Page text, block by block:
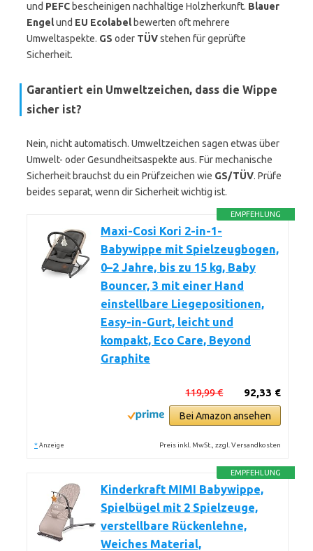
und PEFC bescheinigen nachhaltige Holzherkunft. Blauer
Engelund EU Ecolabelbewerten oft mehrere
Umweltaspekte. GS oder TÜVstehen für geprüfte
Sicherheit.
Garantiert ein Umweltzeichen, dass die Wippe
sicher ist?
Nein, nicht automatisch. Umweltzeichen sagen etwas über
Umwelt- oder Gesundheitsaspekte aus. Für mechanische
Sicherheit brauchst du ein Prüfzeichen wie GS/TÜV. Prüfe
beides separat, wenn dir Sicherheit wichtig ist.
EMPFEHLUNG
Maxi-Cosi Kori 2-in-1-
Babywippe mit Spielzeugbogen,
0–2 Jahre, bis zu 15 kg, Baby
Bouncer, 3 mit einer Hand
einstellbare Liegepositionen,
Easy-in-Gurt, leicht und
kompakt, Eco Care, Beyond
Graphite
92,33 €
119,99 €
Bei Amazon ansehen
* Anzeige Preis inkl. MwSt., zzgl. Versandkosten
EMPFEHLUNG
Kinderkraft MIMI Babywippe,
Spielbügel mit 2 Spielzeuge,
verstellbare Rückenlehne,
Weiches Material,